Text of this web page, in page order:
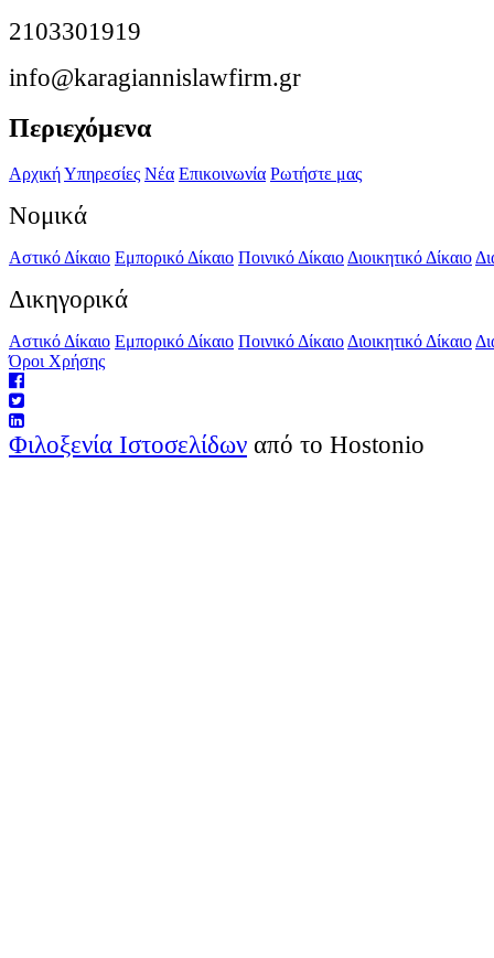
2103301919
info@karagiannislawfirm.gr
Περιεχόμενα
ΑρχικήΥπηρεσίες Νέα Επικοινωνία Ρωτήστε μας
Νομικά
Αστικό Δίκαιο Εμπορικό Δίκαιο Ποινικό Δίκαιο Διοικητικό Δίκαιο
Δικηγορικά
Αστικό Δίκαιο Εμπορικό Δίκαιο Ποινικό Δίκαιο Διοικητικό Δίκαιο
Όροι Χρήσης
Φιλοξενία Ιστοσελίδων από το Hostonio